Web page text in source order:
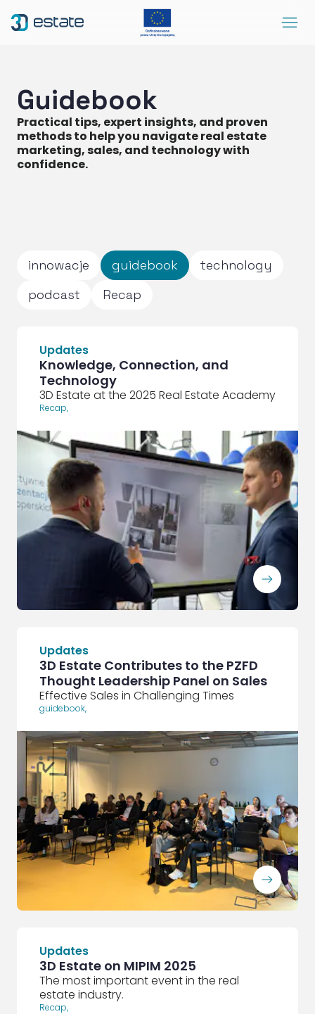
Menu
About Us
Contact
Guidebook
Practical tips, expert insights, and proven
methods to help you navigate real estate
marketing, sales, and technology with
confidence.
innowacje guidebook
technology
podcast
Recap
Updates
Knowledge, Connection, and
Technology
3D Estate at the 2025 Real Estate Academy
Recap,
ArrowRightLong
Updates
3D Estate Contributes to the PZFD
Thought Leadership Panel on Sales
Effective Sales in Challenging Times
guidebook,
ArrowRightLong
Updates
3D Estate on MIPIM 2025
The most important event in the real
estate industry.
Recap,